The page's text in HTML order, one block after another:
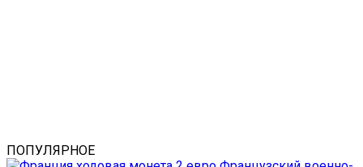
ПОПУЛЯРНОЕ